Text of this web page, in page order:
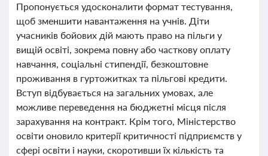
Пропонується удосконалити формат тестування,
щоб зменшити навантаження на учнів. Діти
учасників бойових дій мають право на пільги у
вищій освіті, зокрема повну або часткову оплату
навчання, соціальні стипендії, безкоштовне
проживання в гуртожитках та пільгові кредити.
Вступ відбувається на загальних умовах, але
можливе переведення на бюджетні місця після
зарахування на контракт. Крім того, Міністерство
освіти оновило критерії критичності підприємств у
сфері освіти і науки, скоротивши їх кількість та